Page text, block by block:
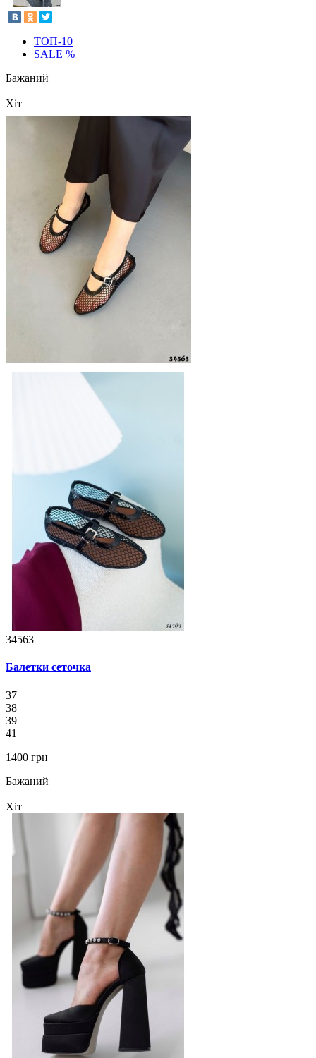
ТОП-10
SALE %
Бажаний
Хіт
34563
Балетки сеточка
37
38
39
41
1400 грн
Бажаний
Хіт